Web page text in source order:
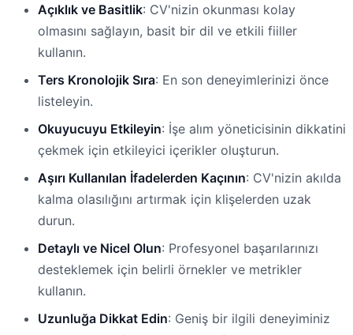
Açıklık ve Basitlik: CV'nizin okunması kolay
olmasını sağlayın, basit bir dil ve etkili fiiller
kullanın.
Ters Kronolojik Sıra: En son deneyimlerinizi önce
listeleyin.
Okuyucuyu Etkileyin: İşe alım yöneticisinin dikkatini
çekmek için etkileyici içerikler oluşturun.
Aşırı Kullanılan İfadelerden Kaçının: CV'nizin akılda
kalma olasılığını artırmak için klişelerden uzak
durun.
Detaylı ve Nicel Olun: Profesyonel başarılarınızı
desteklemek için belirli örnekler ve metrikler
kullanın.
Uzunluğa Dikkat Edin: Geniş bir ilgili deneyiminiz